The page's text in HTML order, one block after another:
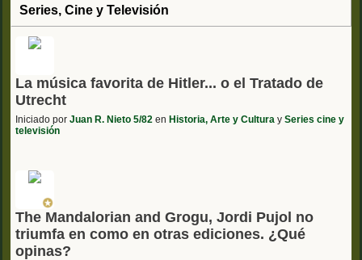
Series, Cine y Televisión
La música favorita de Hitler... o el Tratado de
Utrecht
Iniciado por Juan R. Nieto 5/82 en Historia, Arte y Cultura y Series cine y
televisión
The Mandalorian and Grogu, Jordi Pujol no
triumfa en como en otras ediciones. ¿Qué
opinas?